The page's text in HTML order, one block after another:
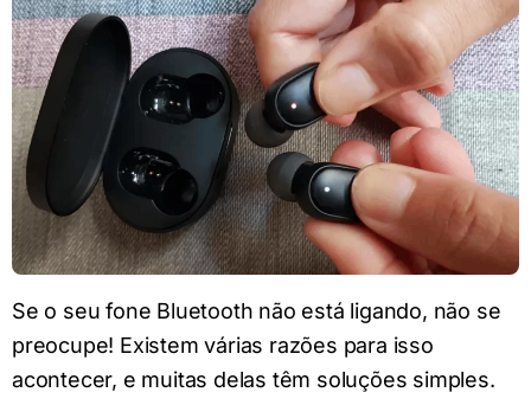
Se o seu fone Bluetooth não está ligando, não se
preocupe! Existem várias razões para isso
acontecer, e muitas delas têm soluções simples.